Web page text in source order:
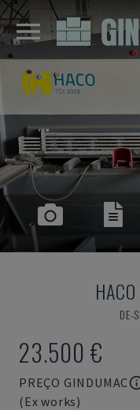
HACO
DE-
23.500 €
PREÇO GINDUMAC
(Ex works)